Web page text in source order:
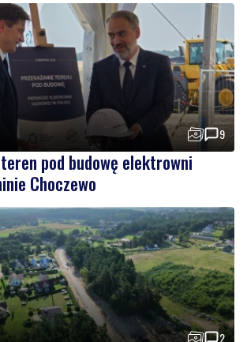
9
teren pod budowę elektrowni
Choczewo
2